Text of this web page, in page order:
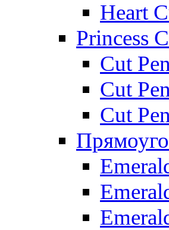
Heart
Princess
Cut
Cut
Cut